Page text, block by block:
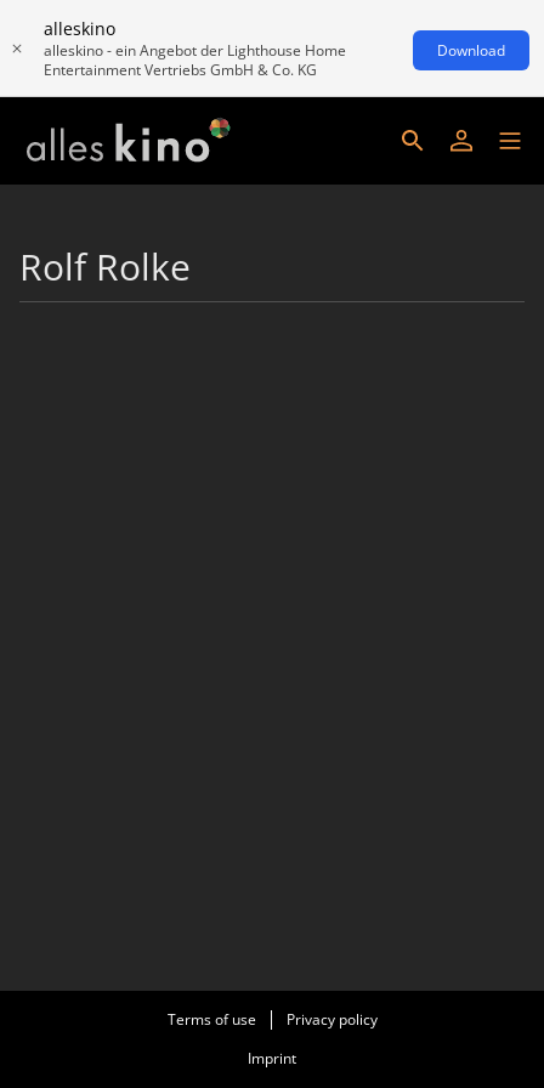
alleskino
alleskino - ein Angebot der Lighthouse Home
Entertainment Vertriebs GmbH & Co. KG
Download
Rolf Rolke
Terms of use
Privacy policy
Imprint